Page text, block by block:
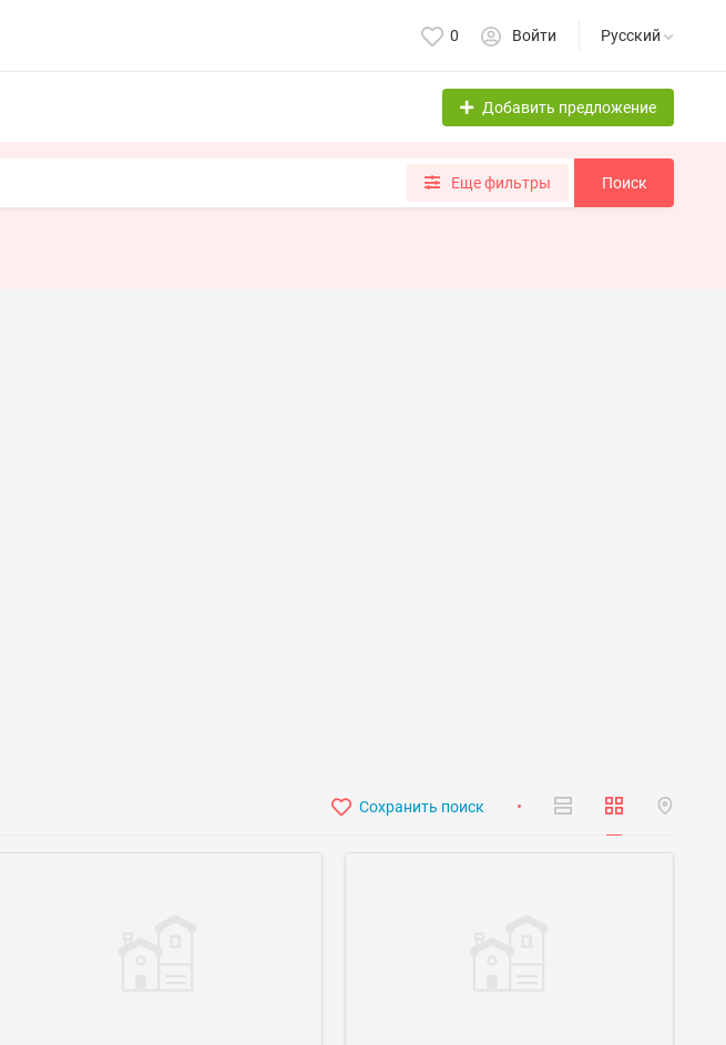
0 Войти Русский
Добавить предложение
Еще фильтры Поиск
Сохранить поиск